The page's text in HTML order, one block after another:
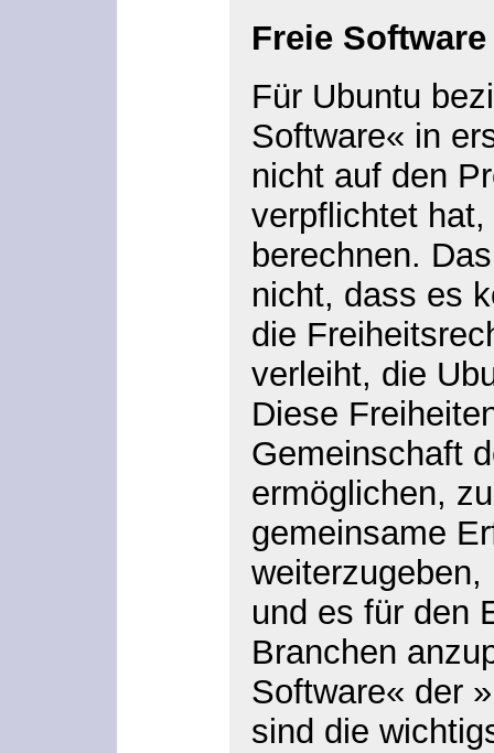
Freie Software
Für Ubuntu
Software« in
nicht auf den
verpflichtet
berechnen.
nicht, dass es
die
verleiht, die
Diese
Gemeinschaft
ermöglichen,
gemeinsame
und es für den
Branchen
Software« der
sind die